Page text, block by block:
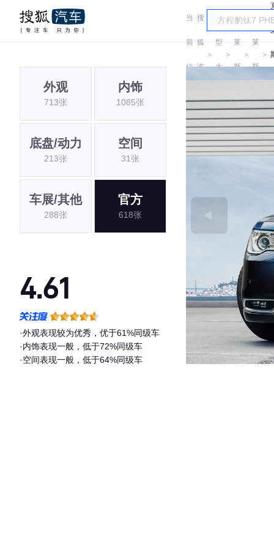
当
前
位
搜
狐
汽
＞
车
型
大
＞
克
莱
斯
＞
克
莱
斯
＞
外观
713张
内饰
1085张
底盘/动力
213张
空间
31张
车展/其他
288张
官方
618张
4.61
·外观表现较为优秀，优于61%同级车
·内饰表现一般，低于72%同级车
·空间表现一般，低于64%同级车